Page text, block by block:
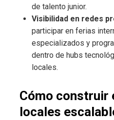
de talento junior.
Visibilidad en redes
participar en ferias
especializados y
dentro de hubs
locales.
Cómo construir
locales